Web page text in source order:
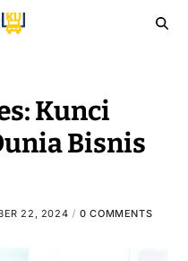
Kunci
Bisnis
22, 2024 0 COMMENTS